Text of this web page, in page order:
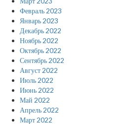
Февраль 2023
Январь 2023
Декабрь 2022
Ноябрь 2022
Октябрь 2022
Сентябрь 2022
Август 2022
Июль 2022
Июнь 2022
Май 2022
Апрель 2022
Март 2022